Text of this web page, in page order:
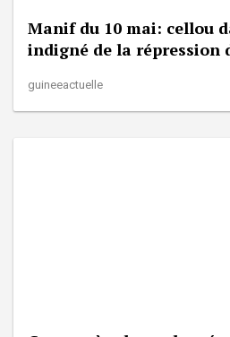
Manif du 10 mai: cellou
indigné de la répression
guineeactuelle